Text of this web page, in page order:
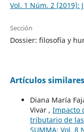
Vol. 1 Núm. 2 (2019):
Sección
Dossier: filosofía y
Artículos similares
Diana María
Vivar , Impacto
tributario de las
SUMMA: Vol. 8